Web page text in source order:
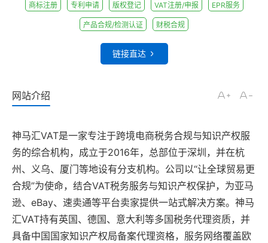
商标注册 专利申请 版权登记 VAT注册/申报 EPR服务
产品合规/检测认证 财税合规
链接直达
网站介绍
神马汇VAT是一家专注于跨境电商税务合规与知识产权服
务的综合机构，成立于2016年，总部位于深圳，并在杭
州、义乌、厦门等地设有分支机构。公司以“让全球贸易更
合规”为使命，结合VAT税务服务与知识产权保护，为亚马
逊、eBay、速卖通等平台卖家提供一站式解决方案。神马
汇VAT持有英国、德国、意大利等多国税务代理资质，并
具备中国国家知识产权局备案代理资格，服务网络覆盖欧